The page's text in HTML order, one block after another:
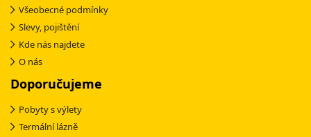
Všeobecné podmínky
Slevy, pojištění
Kde nás najdete
O nás
Doporučujeme
Pobyty s výlety
Termální lázně